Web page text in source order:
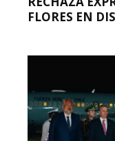
FLORES EN